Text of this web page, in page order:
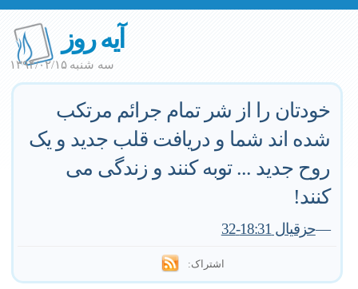
آیه روز
سه شنبه ۱۳۹۴/۰۲/۱۵
خودتان را از شر تمام جرائم مرتکب
شده اند شما و دریافت قلب جدید و یک
روح جدید ... توبه کنند و زندگی می
کنند!
—حزقیال 18:31-32
اشتراک: